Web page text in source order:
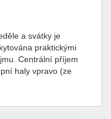
a svátky je
praktickými
Centrální příjem
haly vpravo (ze